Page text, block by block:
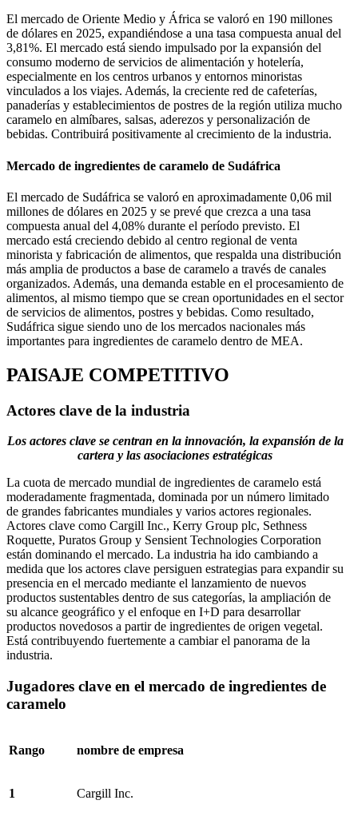
El mercado de Oriente Medio y África se valoró en 190 millones
de dólares en 2025, expandiéndose a una tasa compuesta anual del
3,81%. El mercado está siendo impulsado por la expansión del
consumo moderno de servicios de alimentación y hotelería,
especialmente en los centros urbanos y entornos minoristas
vinculados a los viajes. Además, la creciente red de cafeterías,
panaderías y establecimientos de postres de la región utiliza mucho
caramelo en almíbares, salsas, aderezos y personalización de
bebidas. Contribuirá positivamente al crecimiento de la industria.
Mercado de ingredientes de caramelo de Sudáfrica
El mercado de Sudáfrica se valoró en aproximadamente 0,06 mil
millones de dólares en 2025 y se prevé que crezca a una tasa
compuesta anual del 4,08% durante el período previsto. El
mercado está creciendo debido al centro regional de venta
minorista y fabricación de alimentos, que respalda una distribución
más amplia de productos a base de caramelo a través de canales
organizados. Además, una demanda estable en el procesamiento de
alimentos, al mismo tiempo que se crean oportunidades en el sector
de servicios de alimentos, postres y bebidas. Como resultado,
Sudáfrica sigue siendo uno de los mercados nacionales más
importantes para ingredientes de caramelo dentro de MEA.
PAISAJE COMPETITIVO
Actores clave de la industria
Los actores clave se centran en la innovación, la expansión de la
cartera y las asociaciones estratégicas
La cuota de mercado mundial de ingredientes de caramelo está
moderadamente fragmentada, dominada por un número limitado
de grandes fabricantes mundiales y varios actores regionales.
Actores clave como Cargill Inc., Kerry Group plc, Sethness
Roquette, Puratos Group y Sensient Technologies Corporation
están dominando el mercado. La industria ha ido cambiando a
medida que los actores clave persiguen estrategias para expandir su
presencia en el mercado mediante el lanzamiento de nuevos
productos sustentables dentro de sus categorías, la ampliación de
su alcance geográfico y el enfoque en I+D para desarrollar
productos novedosos a partir de ingredientes de origen vegetal.
Está contribuyendo fuertemente a cambiar el panorama de la
industria.
Jugadores clave en el mercado de ingredientes de
caramelo
Rango nombre de empresa
1 Cargill Inc.